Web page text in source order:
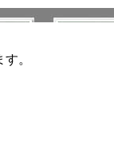
。